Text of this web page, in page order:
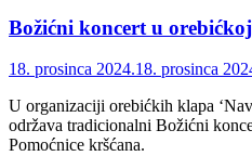
Božićni koncert u
18. prosinca 2024.18. prosinca
U organizaciji orebićkih klapa
održava tradicionalni Božićni
Pomoćnice kršćana.